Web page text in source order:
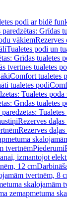
podi ar bidē
paredzētas: Grīdas
vākiemRezerves
Tualetes podi un
Grīdas tualetes
tvertnes tualetes
Comfort tualetes
tualetes podi
Tualetes
Grīdas tualetes
Rezerves
Rezerves
tvertnēmPiederumi
izmantojot
12 cm
tvertnēm, 8
skalojamām
zemapmetuma